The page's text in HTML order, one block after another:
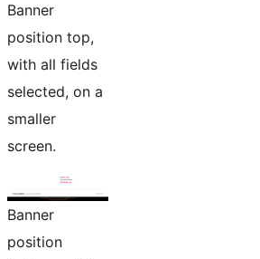
Banner
position top,
with all fields
selected, on a
smaller
screen.
Banner
position